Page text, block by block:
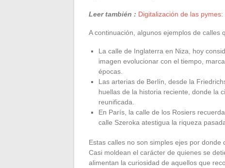
Leer también : Digitalización de las
A continuación, algunos ejemplos de calles
La calle de Inglaterra en Niza, hoy
imagen evolucionar con el tiempo,
épocas.
Las arterias de Berlín, desde la
huellas de la historia reciente, donde la
reunificada.
En París, la calle de los Rosiers
calle Szeroka atestigua la riqueza
Estas calles no son simples ejes por donde
Casi moldean el carácter de quienes se
alimentan la curiosidad de aquellos que